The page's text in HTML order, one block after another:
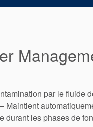
par le fluide
durant les phases de